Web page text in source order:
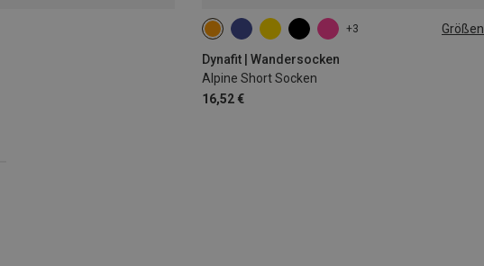
+3 Größen
Dynafit | Wandersocken
Alpine Short Socken
16,52 €
35|36|37|38 39|40|41|42